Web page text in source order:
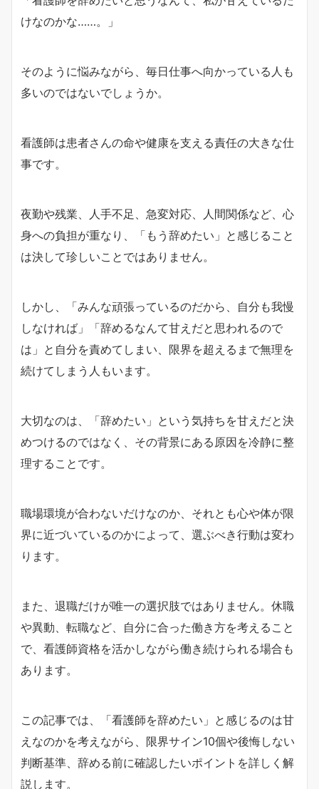
けなのかな……。」
そのように悩みながら、毎日仕事へ向かっている人も
多いのではないでしょうか。
看護師は患者さんの命や健康を支える責任の大きな仕
事です。
夜勤や残業、人手不足、急変対応、人間関係など、心
身への負担が重なり、「もう辞めたい」と感じること
は決して珍しいことではありません。
しかし、「みんな頑張っているのだから、自分も我慢
しなければ」「辞めるなんて甘えだと思われるので
は」と自分を責めてしまい、限界を超えるまで無理を
続けてしまう人もいます。
大切なのは、「辞めたい」という気持ちを甘えだと決
めつけるのではなく、その背景にある原因を冷静に整
理することです。
職場環境が合わないだけなのか、それとも心や体が限
界に近づいているのかによって、選ぶべき行動は変わ
ります。
また、退職だけが唯一の選択肢ではありません。休職
や異動、転職など、自分に合った働き方を考えること
で、看護師資格を活かしながら働き続けられる場合も
あります。
この記事では、「看護師を辞めたい」と感じるのは甘
えなのかを考えながら、限界サイン10個や後悔しない
判断基準、辞める前に確認したいポイントを詳しく解
説します。